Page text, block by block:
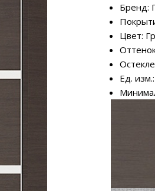
Бренд:
Цвет:
Ед.